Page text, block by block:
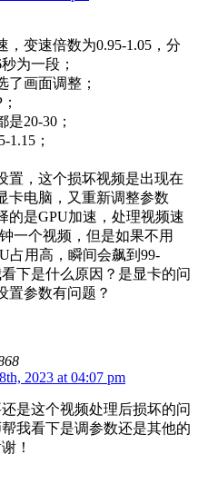
，变速倍数为0.95-1.05，分
为一段；
了画面调整；
20-30；
1.15；
置，这个损坏视频是出现在
卡电脑，又重新调整参数
的是GPU加速，处理视频速
一个视频，但是如果不用
占用高，瞬间会飙到99-
下是什么原因？是显卡的问
置参数有问题？
2023 at 04:07 pm
是这个视频处理后损坏的问
我看下是调参数还是其他的
！